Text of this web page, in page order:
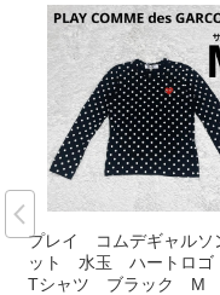
プレイ コムデギャル
ット 水玉 ハートロ
Tシャツ ブラック M